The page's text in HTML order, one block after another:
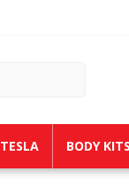
TESLA BODY KITS